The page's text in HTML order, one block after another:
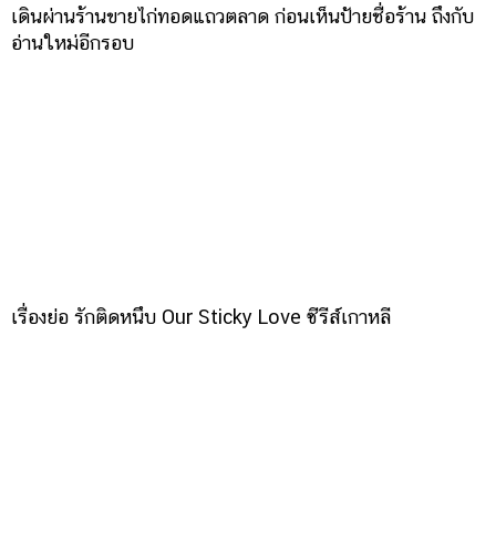
เดินผ่านร้านขายไก่ทอดแถวตลาด ก่อนเห็นป้ายชื่อร้าน ถึงกับ
อ่านใหม่อีกรอบ
เรื่องย่อ รักติดหนึบ Our Sticky Love ซีรีส์เกาหลี